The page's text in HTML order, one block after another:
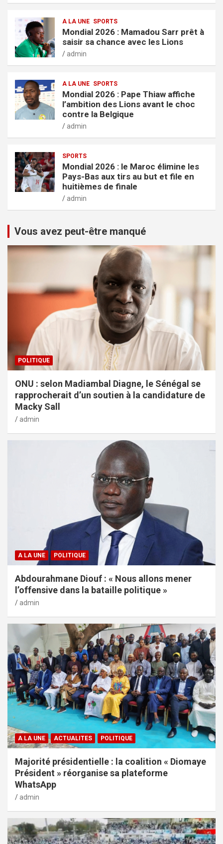
A LA UNE SPORTS
Mondial 2026 : Mamadou Sarr prêt à
saisir sa chance avec les Lions
admin
A LA UNE SPORTS
Mondial 2026 : Pape Thiaw affiche
l’ambition des Lions avant le choc
contre la Belgique
admin
SPORTS
Mondial 2026 : le Maroc élimine les
Pays-Bas aux tirs au but et file en
huitièmes de finale
admin
Vous avez peut-être manqué
POLITIQUE
ONU : selon Madiambal Diagne, le Sénégal se
rapprocherait d’un soutien à la candidature de
Macky Sall
admin
A LA UNE POLITIQUE
Abdourahmane Diouf : « Nous allons mener
l’offensive dans la bataille politique »
admin
A LA UNE ACTUALITES POLITIQUE
Majorité présidentielle : la coalition « Diomaye
Président » réorganise sa plateforme
WhatsApp
admin